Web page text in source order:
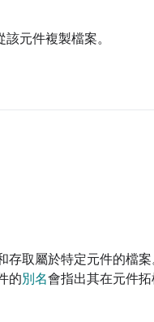
元件複製檔案。
取屬於特定元件的檔案
的別名會指出其在元件